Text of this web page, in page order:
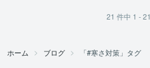
21 件中 1 - 21
ホーム ブログ 「#寒さ対策」タグ